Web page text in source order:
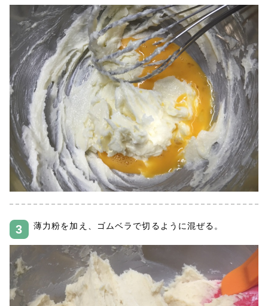
薄力粉を加え、ゴムベラで切るように混ぜる。